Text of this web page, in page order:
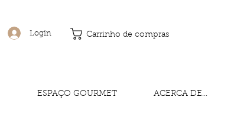
Login Carrinho de compras
ESPAÇO GOURMET ACERCA DE...